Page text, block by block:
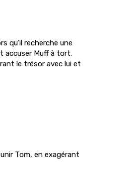
qu’il recherche une
accuser Muff à tort.
le trésor avec lui et
Tom, en exagérant